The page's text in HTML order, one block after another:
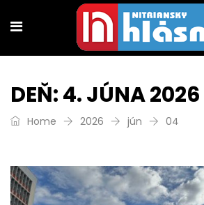
DEŇ:4. JÚNA 2026
Home 2026 jún 04